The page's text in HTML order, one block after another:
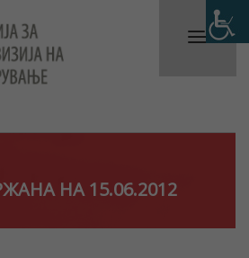
НА 15.06.2012